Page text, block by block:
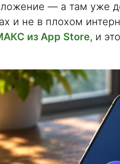
— а там уже
и не в плохом
из App Store, и